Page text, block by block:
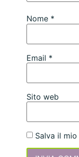
Nome *
Email *
Sito web
Salva il